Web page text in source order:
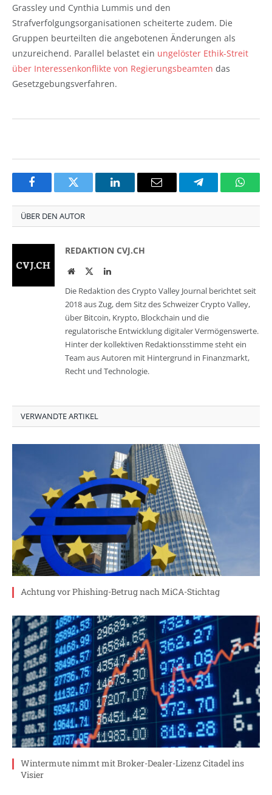
Grassley und Cynthia Lummis und den
Strafverfolgungsorganisationen scheiterte zudem. Die
Gruppen beurteilten die angebotenen Änderungen als
unzureichend. Parallel belastet ein ungelöster Ethik-Streit
über Interessenkonflikte von Regierungsbeamten das
Gesetzgebungsverfahren.
FacebookTwitter LinkedInEmail Telegram
ÜBER DEN AUTOR
REDAKTION CVJ.CH
WebsiteTwitterLinkedIn
Die Redaktion des Crypto Valley Journal berichtet seit
2018 aus Zug, dem Sitz des Schweizer Crypto Valley,
über Bitcoin, Krypto, Blockchain und die
regulatorische Entwicklung digitaler Vermögenswerte.
Hinter der kollektiven Redaktionsstimme steht ein
Team aus Autoren mit Hintergrund in Finanzmarkt,
Recht und Technologie.
VERWANDTE ARTIKEL
Achtung vor Phishing-Betrug nach MiCA-Stichtag
Wintermute nimmt mit Broker-Dealer-Lizenz Citadel ins
Visier